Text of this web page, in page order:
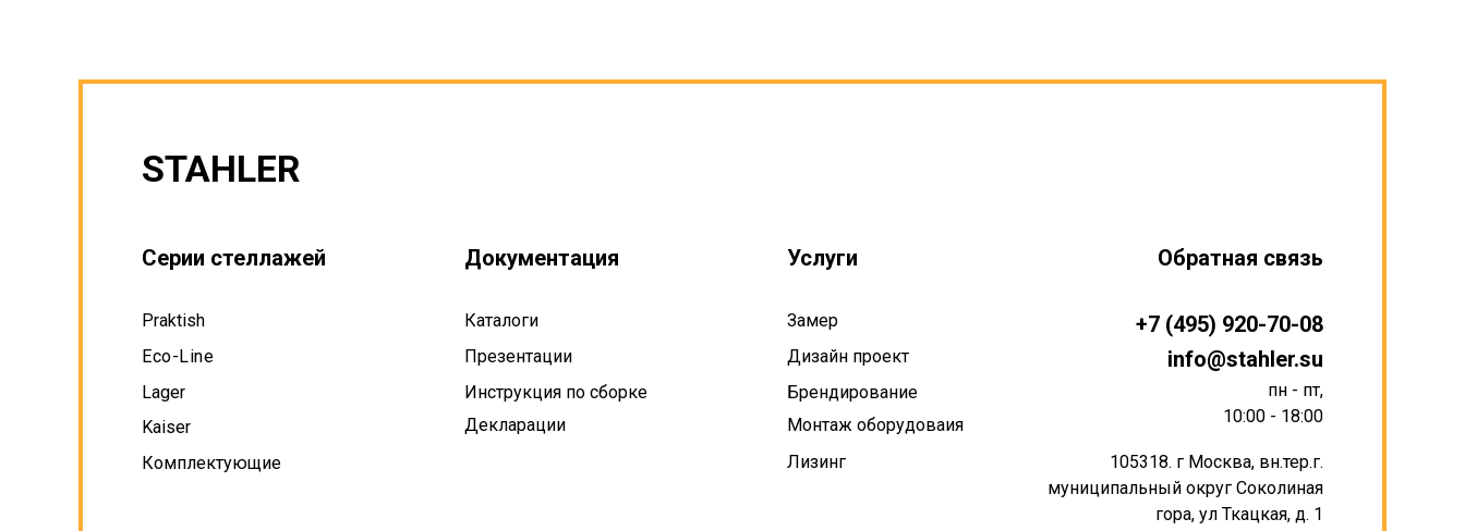
Серии стеллажей
STAHLER
Обратная связь
info@stahler.su
пн - пт,
10:00 - 18:00
Каталоги
Инструкция по сборке
Praktish
Eco-Line
Lager
Kaiser
Комплектующие
Услуги
Декларации
105318. г Москва, вн.тер.г.
муниципальный округ Соколиная
гора, ул Ткацкая, д. 1
Замер
Монтаж оборудоваия
Презентации
+7 (495) 920-70-08
Документация
Дизайн проект
Лизинг
Брендирование